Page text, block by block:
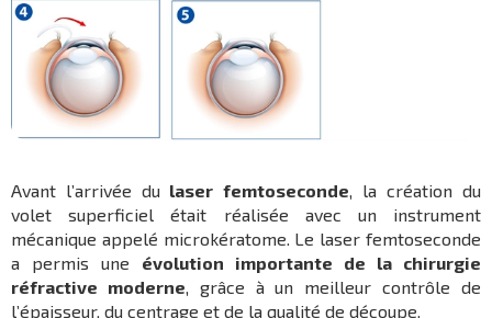
Avant l’arrivée du laser femtoseconde, la création du
volet superficiel était réalisée avec un instrument
mécanique appelé microkératome. Le laser femtoseconde
a permis une évolution importante de la chirurgie
réfractive moderne, grâce à un meilleur contrôle de
l’épaisseur, du centrage et de la qualité de découpe.